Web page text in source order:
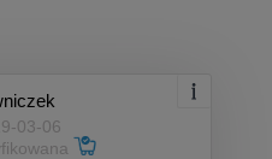
03-06